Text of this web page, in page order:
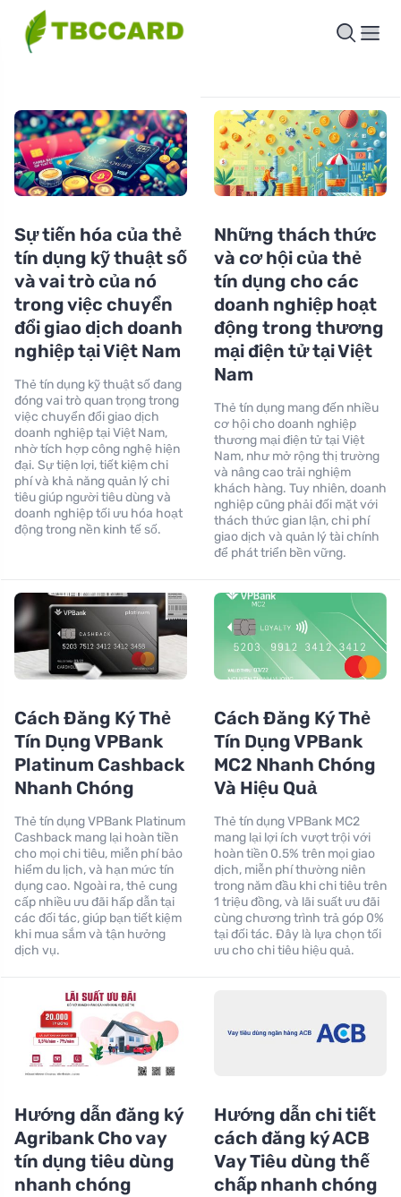
Sự tiến hóa của thẻ
tín dụng kỹ thuật số
và vai trò của nó
trong việc chuyển
đổi giao dịch doanh
nghiệp tại Việt Nam
Thẻ tín dụng kỹ thuật số đang
đóng vai trò quan trọng trong
việc chuyển đổi giao dịch
doanh nghiệp tại Việt Nam,
nhờ tích hợp công nghệ hiện
đại. Sự tiện lợi, tiết kiệm chi
phí và khả năng quản lý chi
tiêu giúp người tiêu dùng và
doanh nghiệp tối ưu hóa hoạt
động trong nền kinh tế số.
Những thách thức
và cơ hội của thẻ
tín dụng cho các
doanh nghiệp hoạt
động trong thương
mại điện tử tại Việt
Nam
Thẻ tín dụng mang đến nhiều
cơ hội cho doanh nghiệp
thương mại điện tử tại Việt
Nam, như mở rộng thị trường
và nâng cao trải nghiệm
khách hàng. Tuy nhiên, doanh
nghiệp cũng phải đối mặt với
thách thức gian lận, chi phí
giao dịch và quản lý tài chính
để phát triển bền vững.
Cách Đăng Ký Thẻ
Tín Dụng VPBank
Platinum Cashback
Nhanh Chóng
Thẻ tín dụng VPBank Platinum
Cashback mang lại hoàn tiền
cho mọi chi tiêu, miễn phí bảo
hiểm du lịch, và hạn mức tín
dụng cao. Ngoài ra, thẻ cung
cấp nhiều ưu đãi hấp dẫn tại
các đối tác, giúp bạn tiết kiệm
khi mua sắm và tận hưởng
dịch vụ.
Cách Đăng Ký Thẻ
Tín Dụng VPBank
MC2 Nhanh Chóng
Và Hiệu Quả
Thẻ tín dụng VPBank MC2
mang lại lợi ích vượt trội với
hoàn tiền 0.5% trên mọi giao
dịch, miễn phí thường niên
trong năm đầu khi chi tiêu trên
1 triệu đồng, và lãi suất ưu đãi
cùng chương trình trả góp 0%
tại đối tác. Đây là lựa chọn tối
ưu cho chi tiêu hiệu quả.
Hướng dẫn đăng ký
Agribank Cho vay
tín dụng tiêu dùng
nhanh chóng
Hướng dẫn chi tiết
cách đăng ký ACB
Vay Tiêu dùng thế
chấp nhanh chóng